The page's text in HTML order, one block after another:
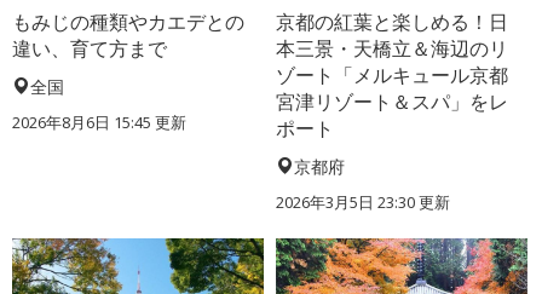
もみじの種類やカエデとの
違い、育て方まで
全国
2026年8月6日 15:45 更新
京都の紅葉と楽しめる！日
本三景・天橋立＆海辺のリ
ゾート「メルキュール京都
宮津リゾート＆スパ」をレ
ポート
京都府
2026年3月5日 23:30 更新